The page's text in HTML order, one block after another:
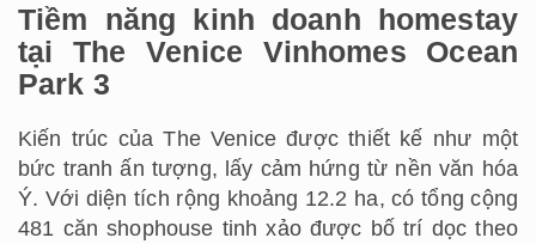
Tiềm năng kinh doanh homestay
tại The Venice Vinhomes Ocean
Park 3
Kiến trúc của The Venice được thiết kế như một
bức tranh ấn tượng, lấy cảm hứng từ nền văn hóa
Ý. Với diện tích rộng khoảng 12.2 ha, có tổng cộng
481 căn shophouse tinh xảo được bố trí dọc theo